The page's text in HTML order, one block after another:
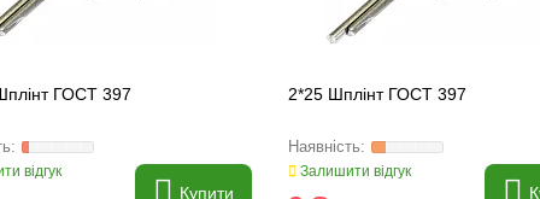
ГОСТ 397
відгук
Купити
2*25 Шплінт ГОСТ 397
Залишити відгук